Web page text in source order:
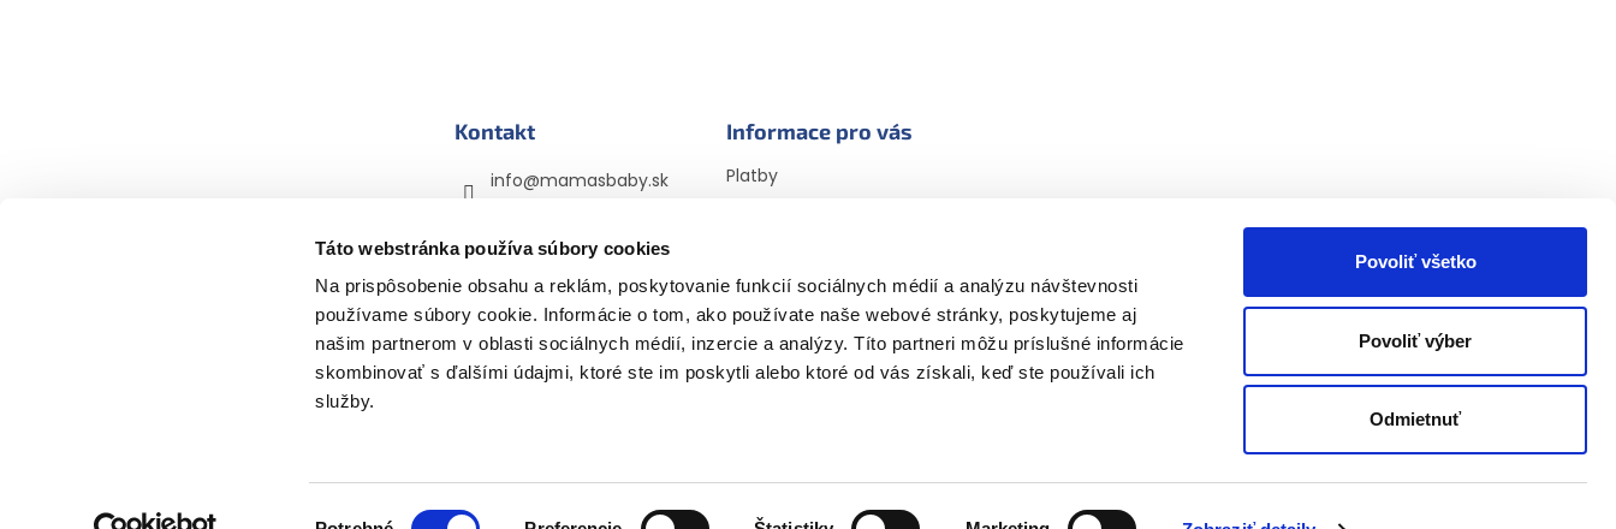
Táto webstránka používa súbory cookies
Na prispôsobenie obsahu a reklám, poskytovanie funkcií sociálnych médií a analýzu návštevnosti
používame súbory cookie. Informácie o tom, ako používate naše webové stránky, poskytujeme aj
našim partnerom v oblasti sociálnych médií, inzercie a analýzy. Títo partneri môžu príslušné informácie
skombinovať s ďalšími údajmi, ktoré ste im poskytli alebo ktoré od vás získali, keď ste používali ich
služby.
Povoliť všetko
Povoliť výber
Odmietnuť
Kontakt
info@mamasbaby.sk
mamasbabyczsk
mamasbaby_czsk
Informace pro vás
Platby
Obchodné podmienky
Podmienky ochrany
osobných údajov
Vyhlásenie cookies